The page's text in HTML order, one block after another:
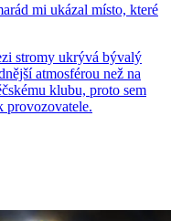
mi ukázal místo, které
stromy ukrývá bývalý
atmosférou než na
klubu, proto sem
provozovatele.